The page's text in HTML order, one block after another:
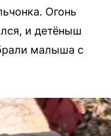
Огонь
и детёныш
малыша с